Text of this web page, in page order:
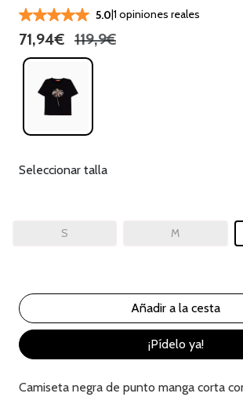
5.0|1 opiniones reales
71,94€ 119,9€
Seleccionar talla
S M
¡Pídelo ya!
Camiseta negra de punto manga corta